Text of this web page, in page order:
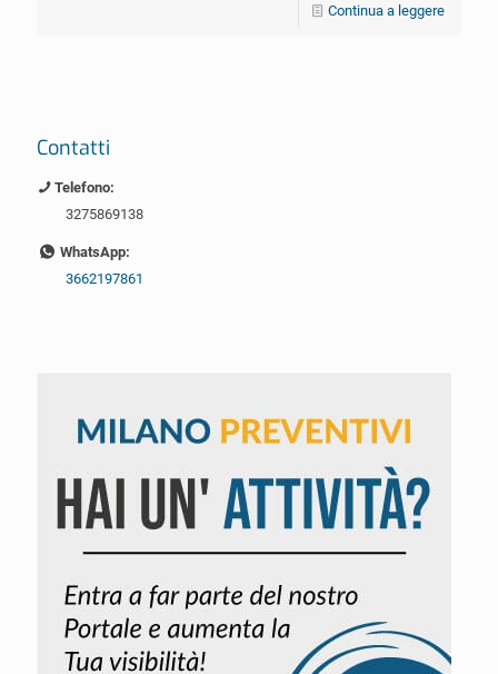
Continua a leggere
Contatti
Telefono:
3275869138
WhatsApp:
3662197861